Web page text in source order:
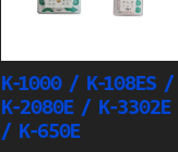
K-1000 / K-108ES /
K-2080E / K-3302E
/ K-650E